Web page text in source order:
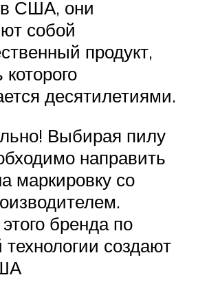
США, они
собой
продукт,
десятилетиями.
Выбирая пилу
направить
маркировку со
бренда по
создают